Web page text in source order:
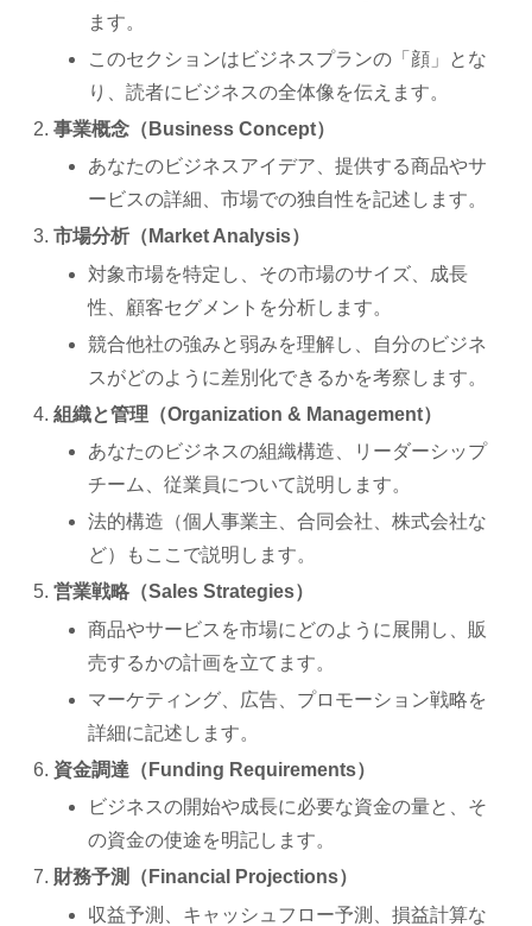
ます。
このセクションはビジネスプランの「顔」とな
り、読者にビジネスの全体像を伝えます。
事業概念（Business Concept）
あなたのビジネスアイデア、提供する商品やサ
ービスの詳細、市場での独自性を記述します。
市場分析（Market Analysis）
対象市場を特定し、その市場のサイズ、成長
性、顧客セグメントを分析します。
競合他社の強みと弱みを理解し、自分のビジネ
スがどのように差別化できるかを考察します。
組織と管理（Organization & Management）
あなたのビジネスの組織構造、リーダーシップ
チーム、従業員について説明します。
法的構造（個人事業主、合同会社、株式会社な
ど）もここで説明します。
営業戦略（Sales Strategies）
商品やサービスを市場にどのように展開し、販
売するかの計画を立てます。
マーケティング、広告、プロモーション戦略を
詳細に記述します。
資金調達（Funding Requirements）
ビジネスの開始や成長に必要な資金の量と、そ
の資金の使途を明記します。
財務予測（Financial Projections）
収益予測、キャッシュフロー予測、損益計算な